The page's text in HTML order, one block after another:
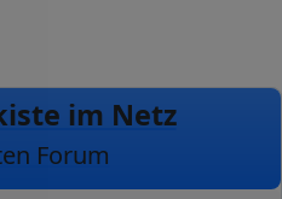
im Netz
Forum